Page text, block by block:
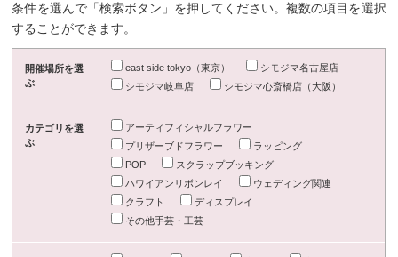
条件を選んで「検索ボタン」を押してください。複数の項目を選択
することができます。
開催場所を選
ぶ
east side tokyo（東京）
シモジマ名古屋店
シモジマ岐阜店
シモジマ心斎橋店（大阪）
カテゴリを選
ぶ
アーティフィシャルフラワー
プリザーブドフラワー
ラッピング
POP
スクラップブッキング
ハワイアンリボンレイ
ウェディング関連
クラフト
ディスプレイ
その他手芸・工芸